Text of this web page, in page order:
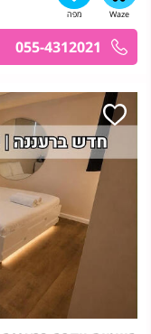
055-4312021